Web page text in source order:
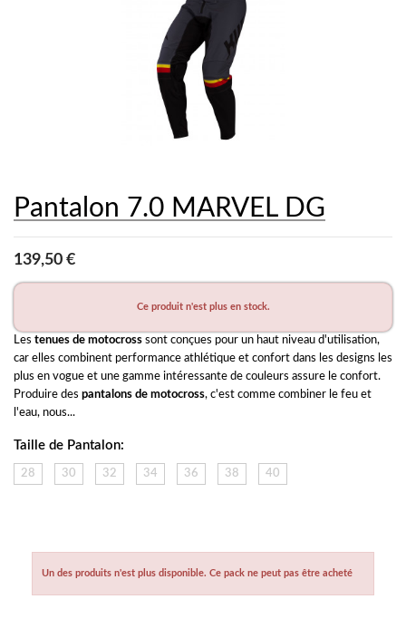
Pantalon 7.0 MARVEL DG
139,50 €
Ce produit n'est plus en stock.
Les tenues de motocross sont conçues pour un haut niveau d'utilisation,
car elles combinent performance athlétique et confort dans les designs les
plus en vogue et une gamme intéressante de couleurs assure le confort.
Produire des pantalons de motocross, c'est comme combiner le feu et
l'eau, nous...
Taille de Pantalon:
28 30 32 34 36 38 40
Un des produits n'est plus disponible. Ce pack ne peut pas être acheté